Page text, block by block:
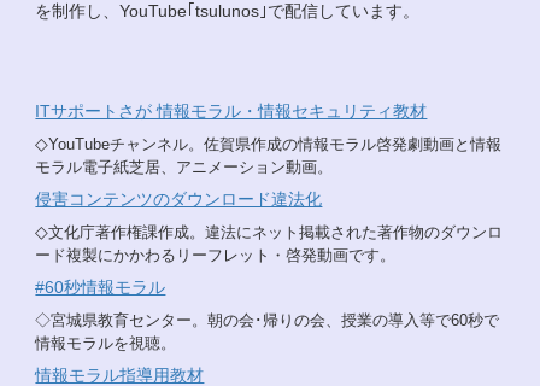
を制作し、YouTube｢tsulunos｣で配信しています。
ITサポートさが 情報モラル・情報セキュリティ教材
◇YouTubeチャンネル。佐賀県作成の情報モラル啓発劇動画と情報
モラル電子紙芝居、アニメーション動画。
侵害コンテンツのダウンロード違法化
◇文化庁著作権課作成。違法にネット掲載された著作物のダウンロ
ード複製にかかわるリーフレット・啓発動画です。
#60秒情報モラル
◇宮城県教育センター。朝の会･帰りの会、授業の導入等で60秒で
情報モラルを視聴。
情報モラル指導用教材